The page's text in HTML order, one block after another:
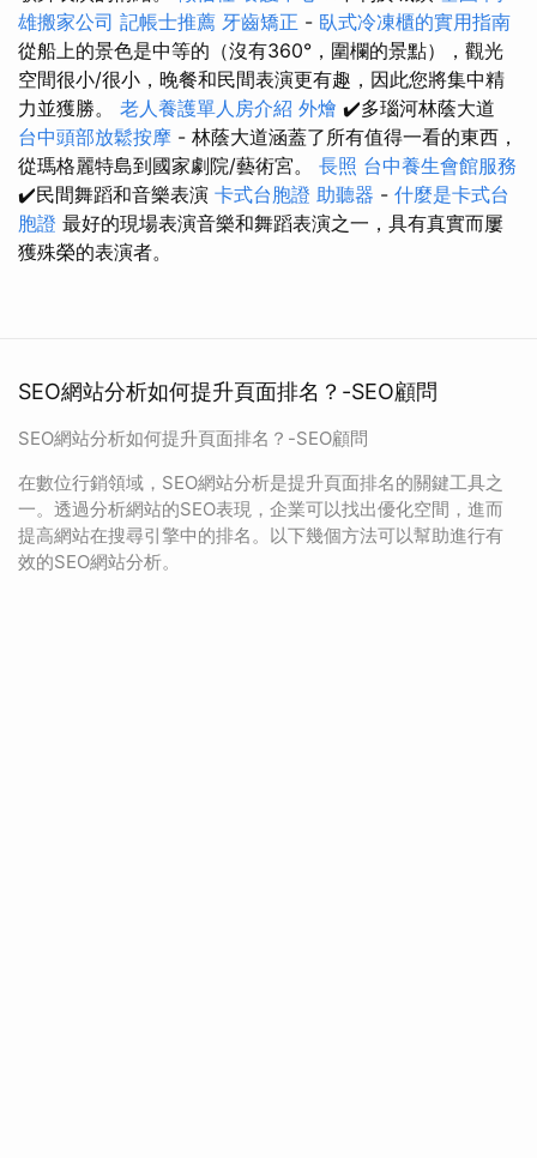
雄搬家公司 記帳士推薦 牙齒矯正 - 臥式冷凍櫃的實用指南
從船上的景色是中等的（沒有360°，圍欄的景點），觀光
空間很小/很小，晚餐和民間表演更有趣，因此您將集中精
力並獲勝。 老人養護單人房介紹 外燴 ✔️多瑙河林蔭大道
台中頭部放鬆按摩 - 林蔭大道涵蓋了所有值得一看的東西，
從瑪格麗特島到國家劇院/藝術宮。 長照 台中養生會館服務
✔️民間舞蹈和音樂表演 卡式台胞證 助聽器 - 什麼是卡式台
胞證 最好的現場表演音樂和舞蹈表演之一，具有真實而屢
獲殊榮的表演者。
SEO網站分析如何提升頁面排名？-SEO顧問
SEO網站分析如何提升頁面排名？-SEO顧問
在數位行銷領域，SEO網站分析是提升頁面排名的關鍵工具之
一。透過分析網站的SEO表現，企業可以找出優化空間，進而
提高網站在搜尋引擎中的排名。以下幾個方法可以幫助進行有
效的SEO網站分析。